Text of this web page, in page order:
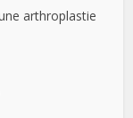
arthroplastie